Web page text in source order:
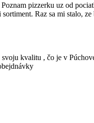
pizzerku uz od
Raz sa mi stalo,
kvalitu , čo je v